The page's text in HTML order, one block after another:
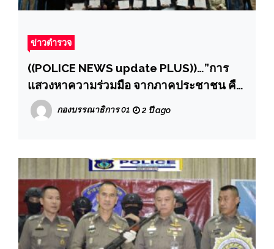
ข่าวตำรวจ
((POLICE NEWS update PLUS))…”การ
แสวงหาความร่วมมือ จากภาคประชาชน คือ
หนึ่งในมาตรการป้องกันอาชญากรรม
กองบรรณาธิการ 01 2 ปี ago